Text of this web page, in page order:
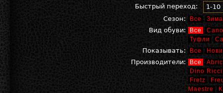
Быстрый переход:
1-10
Сезон:
Все Зима
Вид обуви: Все
Туфли
Показывать: Все
Производители: Все
Dino Ricci
Fretz
Maestre